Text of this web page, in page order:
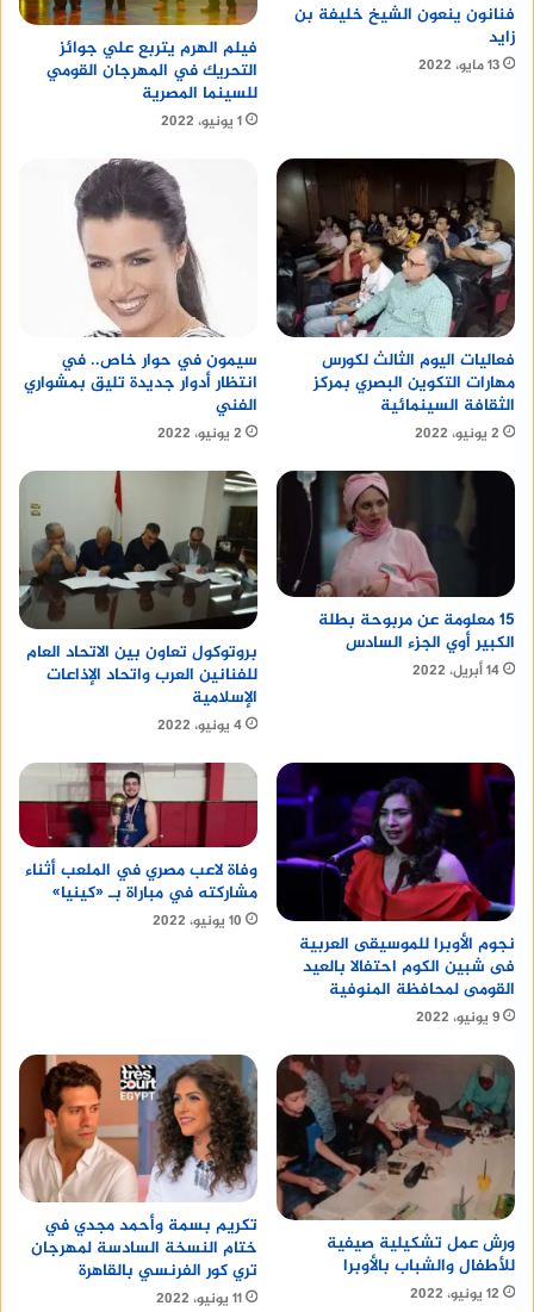
فنانون ينعون الشيخ خليفة بن
زايد
13 مايو، 2022
فيلم الهرم يتربع علي جوائز
التحريك في المهرجان القومي
للسينما المصرية
1 يونيو، 2022
فعاليات اليوم الثالث لكورس
مهارات التكوين البصري بمركز
الثقافة السينمائية
2 يونيو، 2022
سيمون في حوار خاص.. في
انتظار أدوار جديدة تليق بمشواري
الفني
2 يونيو، 2022
15 معلومة عن مربوحة بطلة
الكبير أوي الجزء السادس
14 أبريل، 2022
بروتوكول تعاون بين الاتحاد العام
للفنانين العرب واتحاد الإذاعات
الإسلامية
4 يونيو، 2022
نجوم الأوبرا للموسيقى العربية
فى شبين الكوم احتفالا بالعيد
القومى لمحافظة المنوفية
9 يونيو، 2022
وفاة لاعب مصري في الملعب أثناء
مشاركته في مباراة بـ «كينيا»
10 يونيو، 2022
ورش عمل تشكيلية صيفية
للأطفال والشباب بالأوبرا
12 يونيو، 2022
تكريم بسمة وأحمد مجدي في
ختام النسخة السادسة لمهرجان
تري كور الفرنسي بالقاهرة
11 يونيو، 2022